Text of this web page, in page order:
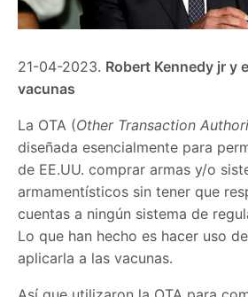
21-04-2023. Robert Kennedy jr y
vacunas
La OTA (Other Transaction
diseñada esencialmente para
de EE.UU. comprar armas y/o
armamentísticos sin tener que
cuentas a ningún sistema de
Lo que han hecho es hacer uso
aplicarla a las vacunas.